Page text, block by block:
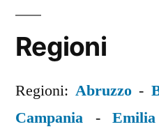
Regioni
Regioni:Abruzzo -
Campania -